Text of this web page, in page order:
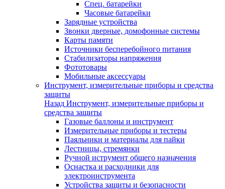
Спец. батарейки
Часовые батарейки
Зарядные устройства
Звонки дверные, домофонные системы
Карты памяти
Источники бесперебойного питания
Стабилизаторы напряжения
Фототовары
Мобильные аксессуары
Инструмент, измерительные приборы и средства
защиты
Назад Инструмент, измерительные приборы и
средства защиты
Газовые баллоны и инструмент
Измерительные приборы и тестеры
Паяльники и материалы для пайки
Лестницы, стремянки
Ручной иструмент общего назначения
Оснастка и расходники для
электроинструмента
Устройства защиты и безопасности